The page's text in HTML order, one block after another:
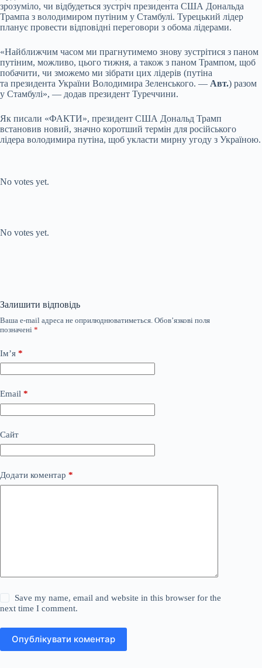
зрозуміло, чи відбудеться зустріч президента США Дональда
Трампа з володимиром путіним у Стамбулі. Турецький лідер
планує провести відповідні переговори з обома лідерами.
«Найближчим часом ми прагнутимемо знову зустрітися з паном
путіним, можливо, цього тижня, а також з паном Трампом, щоб
побачити, чи зможемо ми зібрати цих лідерів (путіна
та президента України Володимира Зеленського. — Авт.) разом
у Стамбулі», — додав президент Туреччини.
Як писали «ФАКТИ», президент США Дональд Трамп
встановив новий, значно коротший термін для російського
лідера володимира путіна, щоб укласти мирну угоду з Україною.
No votes yet.
No votes yet.
Залишити відповідь
Ваша e-mail адреса не оприлюднюватиметься. Обов’язкові поля
позначені *
Ім’я *
Email *
Сайт
Додати коментар *
Save my name, email and website in this browser for the
next time I comment.
Опублікувати коментар